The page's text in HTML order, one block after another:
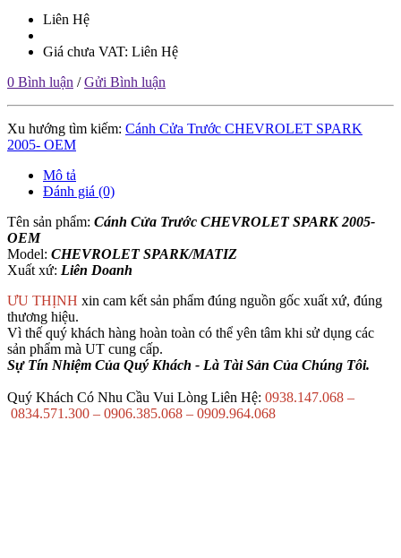
Liên Hệ
Giá chưa VAT: Liên Hệ
0 Bình luận /Gửi Bình luận
Xu hướng tìm kiếm: Cánh Cửa Trước CHEVROLET SPARK
2005- OEM
Mô tả
Đánh giá (0)
Tên sản phẩm: Cánh Cửa Trước CHEVROLET SPARK 2005-
OEM
Model: CHEVROLET SPARK/MATIZ
Xuất xứ: Liên Doanh
ƯU THỊNH xin cam kết sản phẩm đúng nguồn gốc xuất xứ, đúng
thương hiệu.
Vì thế quý khách hàng hoàn toàn có thể yên tâm khi sử dụng các
sản phẩm mà UT cung cấp.
Sự Tín Nhiệm Của Quý Khách - Là Tài Sản Của Chúng Tôi.
Quý Khách Có Nhu Cầu Vui Lòng Liên Hệ: 0938.147.068 –
0834.571.300 – 0906.385.068 – 0909.964.068